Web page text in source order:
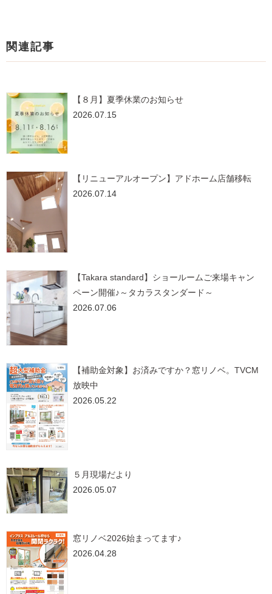
関連記事
【８月】夏季休業のお知らせ
2026.07.15
【リニューアルオープン】アドホーム店舗移転
2026.07.14
【Takara standard】ショールームご来場キャン
ペーン開催♪～タカラスタンダード～
2026.07.06
【補助金対象】お済みですか？窓リノベ。TVCM
放映中
2026.05.22
５月現場だより
2026.05.07
窓リノベ2026始まってます♪
2026.04.28